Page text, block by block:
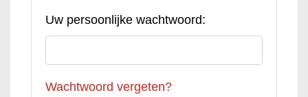
Uw persoonlijke wachtwoord:
Wachtwoord vergeten?